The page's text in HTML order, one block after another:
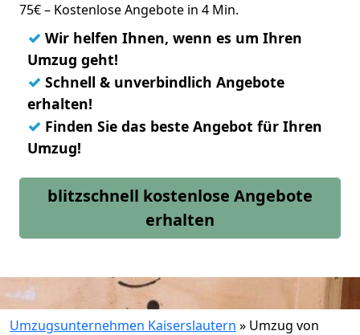
75€ – Kostenlose Angebote in 4 Min.
✓ Wir helfen Ihnen, wenn es um Ihren
Umzug geht!
✓ Schnell & unverbindlich Angebote
erhalten!
✓ Finden Sie das beste Angebot für Ihren
Umzug!
blitzschnell kostenlose Angebote
erhalten
Umzugsunternehmen Kaiserslautern » Umzug von